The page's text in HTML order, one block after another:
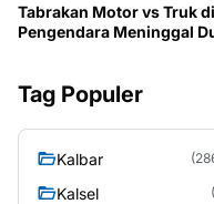
Tabrakan Motor vs Truk
Pengendara Meninggal
Tag Populer
Kalbar
Kalsel